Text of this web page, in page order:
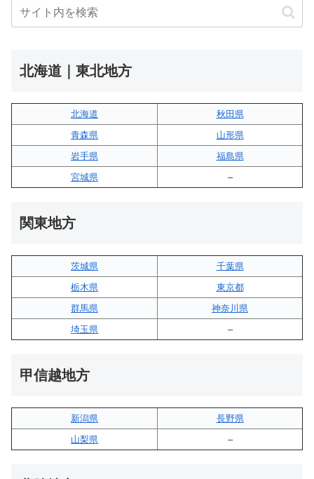
北海道｜東北地方
北海道
秋田県
青森県
山形県
岩手県
福島県
宮城県
–
関東地方
茨城県
千葉県
栃木県
東京都
群馬県
神奈川県
埼玉県
–
甲信越地方
新潟県
長野県
山梨県
–